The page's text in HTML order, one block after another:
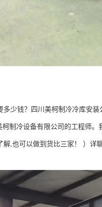
多少钱？四川美柯制冷冷库安装
制冷设备有限公司的工程师
解,也可以做到货比三家！ ）